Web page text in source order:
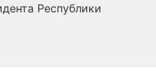
Республики